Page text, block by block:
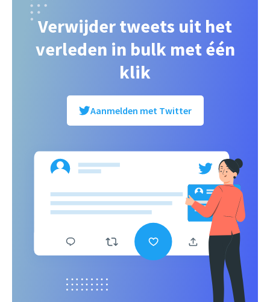
Verwijder tweets uit het
verleden in bulk met één
klik
Aanmelden met Twitter